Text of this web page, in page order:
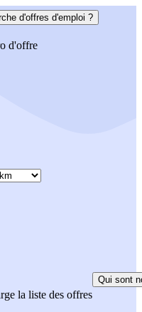
d'offres d'emploi ?
d'offre
la liste des offres
Qui sont